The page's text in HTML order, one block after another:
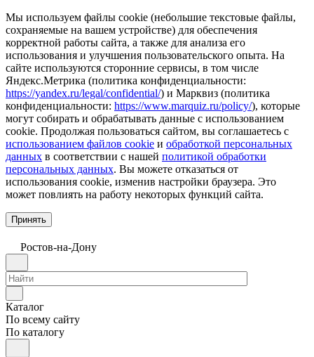
Мы используем файлы cookie (небольшие текстовые файлы,
сохраняемые на вашем устройстве) для обеспечения
корректной работы сайта, а также для анализа его
использования и улучшения пользовательского опыта. На
сайте используются сторонние сервисы, в том числе
Яндекс.Метрика (политика конфиденциальности:
https://yandex.ru/legal/confidential/) и Марквиз (политика
конфиденциальности: https://www.marquiz.ru/policy/), которые
могут собирать и обрабатывать данные с использованием
cookie. Продолжая пользоваться сайтом, вы соглашаетесь с
использованием файлов cookie и обработкой персональных
данных в соответствии с нашей политикой обработки
персональных данных. Вы можете отказаться от
использования cookie, изменив настройки браузера. Это
может повлиять на работу некоторых функций сайта.
Принять
Ростов-на-Дону
Каталог
По всему сайту
По каталогу